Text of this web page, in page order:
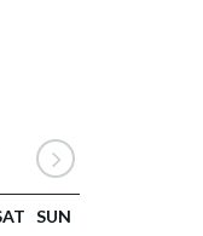
SUN